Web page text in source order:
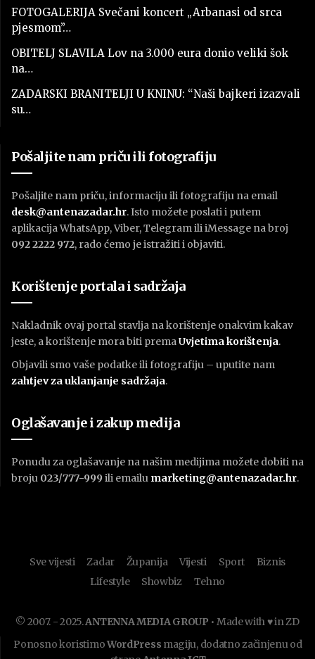
FOTOGALERIJA Svečani koncert „Arbanasi od srca
pjesmom”…
OBITELJ SLAVILA Lov na 3.000 eura donio veliki šok
na…
ZADARSKI BRANITELJI U KNINU: “Naši bajkeri izazvali
su…
Pošaljite nam priču ili fotografiju
Pošaljite nam priču, informaciju ili fotografiju na email
desk@antenazadar.hr. Isto možete poslati i putem
aplikacija WhatsApp, Viber, Telegram ili iMessage na broj
092 2222 972, rado ćemo je istražiti i objaviti.
Korištenje portala i sadržaja
Nakladnik ovaj portal stavlja na korištenje onakvim kakav
jeste, a korištenje mora biti premaUvjetima korištenja.
Objavili smo vaše podatke ili fotografiju – uputite nam
zahtjev za uklanjanje sadržaja.
Oglašavanje i zakup medija
Ponudu za oglašavanje na našim medijima možete dobiti na
broju 023/777-999 ili emailu marketing@antenazadar.hr.
Sve vijesti Zadar Županija Vijesti Sport
Biznis
Lifestyle
Showbiz Tehno
© 2007. - 2025.ANTENNA MEDIA GROUP • Made with ♥ in ZD
Ponosno koristimoWordPress magiju, dodatno začinjenu od